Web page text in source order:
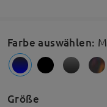
Farbe auswählen:
Größe